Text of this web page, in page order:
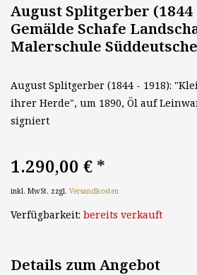
August Splitgerber (1844
Gemälde Schafe
Malerschule
August Splitgerber (1844 - 1918):
ihrer Herde", um 1890, Öl auf
signiert
1.290,00 € *
inkl. MwSt. zzgl. Versandkosten
Verfügbarkeit: bereits verkauft
Details zum Angebot